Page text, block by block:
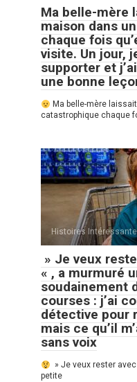
Ma belle-mère
maison dans
chaque fois
visite. Un jour,
supporter et
une bonne
Ma belle-mère
catastrophique chaque
Histoires
» Je veux
« , a murmuré
soudainement
courses : j’ai
détective pour
mais ce qu’il
sans voix
» Je veux rester
petite